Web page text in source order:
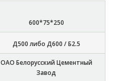
600*75*250
Д500 либо Д600 / Б2.5
ОАО Белорусский Цементный
Завод